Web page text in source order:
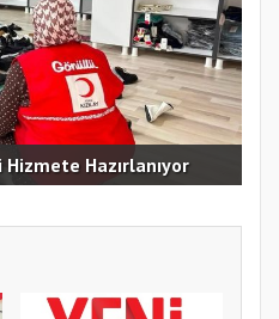
Hazırlanıyor